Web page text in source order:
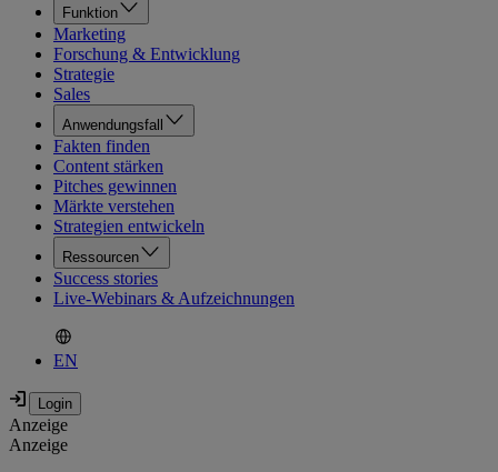
Funktion
Marketing
Forschung & Entwicklung
Strategie
Sales
Anwendungsfall
Fakten finden
Content stärken
Pitches gewinnen
Märkte verstehen
Strategien entwickeln
Ressourcen
Success stories
Live-Webinars & Aufzeichnungen
EN
Anzeige
Anzeige